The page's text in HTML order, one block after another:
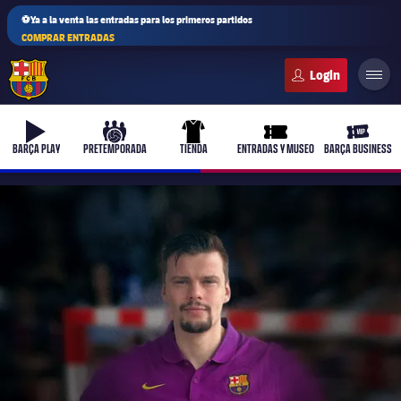
⚽Ya a la venta las entradas para los primeros partidos
COMPRAR ENTRADAS
b-play
BARÇA PLAY
culers-ball
PRETEMPORADA
uniform
TIENDA
ticket-full
ENTRADAS Y MUSEO
ticket-
BARÇA BUSINESS